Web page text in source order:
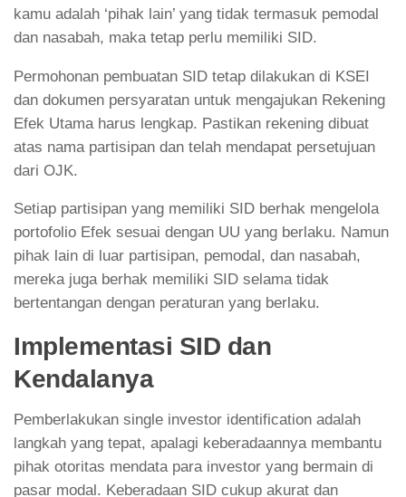
kamu adalah ‘pihak lain’ yang tidak termasuk pemodal
dan nasabah, maka tetap perlu memiliki SID.
Permohonan pembuatan SID tetap dilakukan di KSEI
dan dokumen persyaratan untuk mengajukan Rekening
Efek Utama harus lengkap. Pastikan rekening dibuat
atas nama partisipan dan telah mendapat persetujuan
dari OJK.
Setiap partisipan yang memiliki SID berhak mengelola
portofolio Efek sesuai dengan UU yang berlaku. Namun
pihak lain di luar partisipan, pemodal, dan nasabah,
mereka juga berhak memiliki SID selama tidak
bertentangan dengan peraturan yang berlaku.
Implementasi SID dan
Kendalanya
Pemberlakukan single investor identification adalah
langkah yang tepat, apalagi keberadaannya membantu
pihak otoritas mendata para investor yang bermain di
pasar modal. Keberadaan SID cukup akurat dan